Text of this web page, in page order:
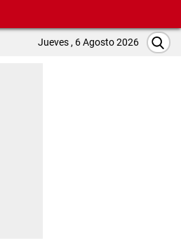
Jueves , 6 Agosto 2026